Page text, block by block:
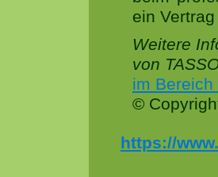
ein
Weitere
von
im
©
https://